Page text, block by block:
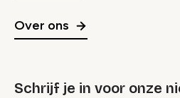
Over ons
Schrijf je in voor onze